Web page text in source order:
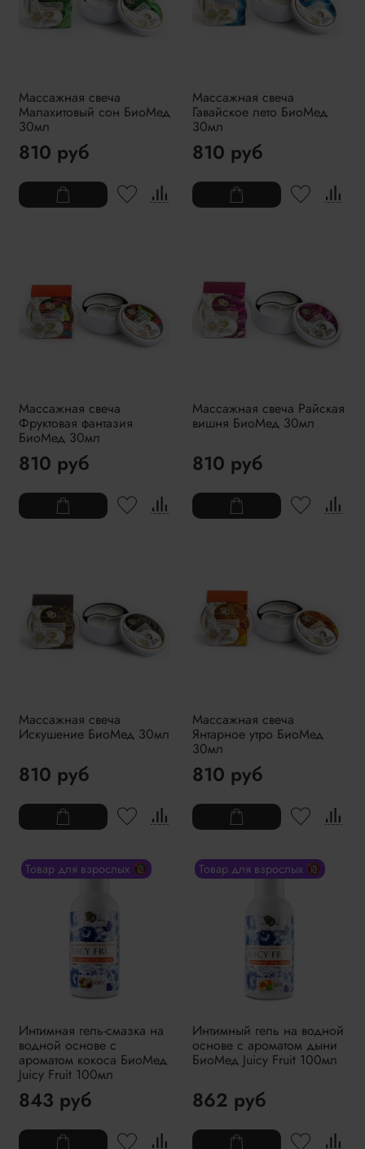
Массажная свеча
Малахитовый сон БиоМед
30мл
810 руб
Массажная свеча
Гавайское лето БиоМед
30мл
810 руб
Массажная свеча
Фруктовая фантазия
БиоМед 30мл
810 руб
Массажная свеча Райская
вишня БиоМед 30мл
810 руб
Массажная свеча
Искушение БиоМед 30мл
810 руб
Массажная свеча
Янтарное утро БиоМед
30мл
810 руб
Товар для взрослых 🔞
Интимная гель-смазка на
водной основе с
ароматом кокоса БиоМед
Juicy Fruit 100мл
843 руб
Товар для взрослых 🔞
Интимный гель на водной
основе с ароматом дыни
БиоМед Juicy Fruit 100мл
862 руб